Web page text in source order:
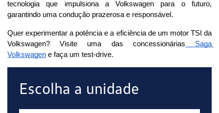
tecnologia que impulsiona a Volkswagen para o futuro,
garantindo uma condução prazerosa e responsável.
Quer experimentar a potência e a eficiência de um motor TSI da
Volkswagen? Visite uma das concessionárias Saga
Volkswagen e faça um test-drive.
Escolha a unidade